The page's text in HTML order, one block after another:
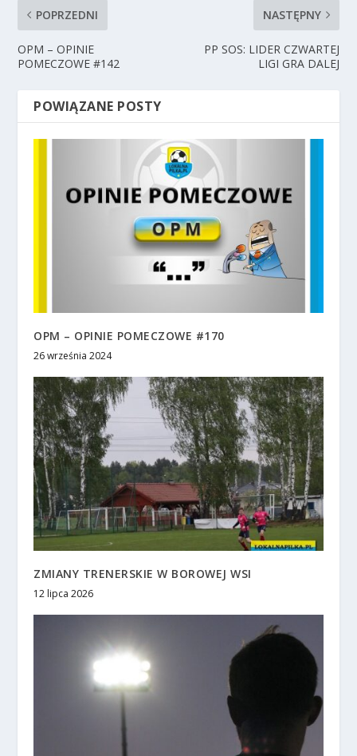
POPRZEDNI
OPM – OPINIE
POMECZOWE #142
NASTĘPNY
PP SOS: LIDER CZWARTEJ
LIGI GRA DALEJ
POWIĄZANE POSTY
OPM – OPINIE POMECZOWE #170
26 września 2024
ZMIANY TRENERSKIE W BOROWEJ WSI
12 lipca 2026